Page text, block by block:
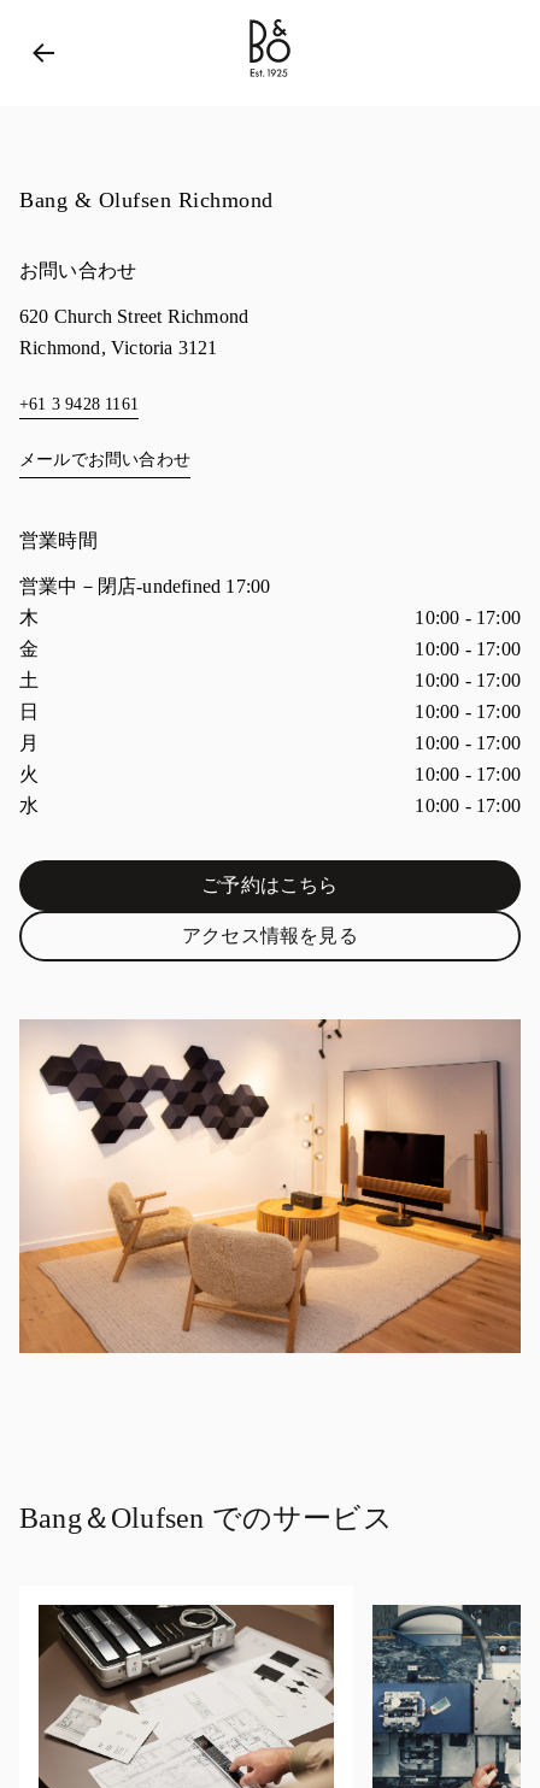
Bang & Olufsen - Exist to Create
Bang & Olufsen Richmond
お問い合わせ
620 Church Street Richmond
Richmond, Victoria 3121
+61 3 9428 1161
メールでお問い合わせ
営業時間
営業中－閉店-undefined 17:00
曜日
木 10:00 - 17:00
金
10:00 - 17:00
土
10:00 - 17:00
日
10:00 - 17:00
月
10:00 - 17:00
火
10:00 - 17:00
水
10:00 - 17:00
ご予約はこちらLink Opens in New Tab
アクセス情報を見るLink Opens in New Tab
Bang＆Olufsen でのサービス